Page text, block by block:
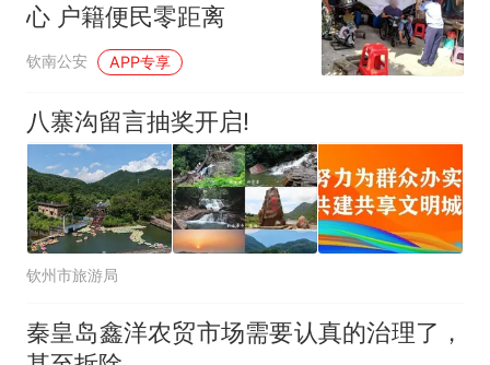
心 户籍便民零距离
钦南公安 APP专享
八寨沟留言抽奖开启!
钦州市旅游局
秦皇岛鑫洋农贸市场需要认真的治理了，